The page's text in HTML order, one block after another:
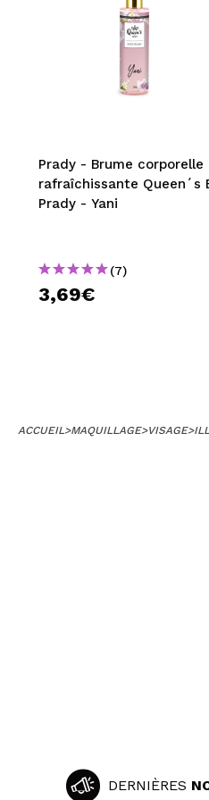
Prady - Brume corporelle
rafraîchissante Queen´s
Prady - Yani
(7)
3,69€
ACCUEIL>MAQUILLAGE>VISAGE>
DERNIÈRES